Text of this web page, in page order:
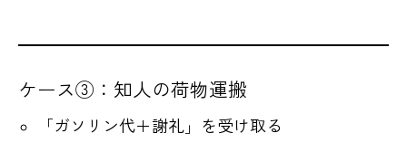
ケース③：知人の荷物運搬
「ガソリン代＋謝礼」を受け取る